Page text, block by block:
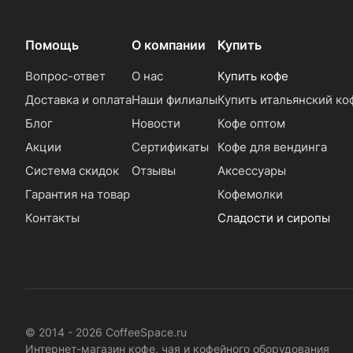
Помощь
Вопрос-ответ
Доставка и оплата
Блог
Акции
Система скидок
Гарантия на товар
Контакты
О компании
О нас
Наши филиалы
Новости
Сертификаты
Отзывы
Купить
Купить кофе
Купить итальянский
Кофе оптом
Кофе для вендинга
Аксессуары
Кофемолки
Сладости и сиропы
© 2014 - 2026 CoffeeSpace.ru
Интернет-магазин кофе, чая и кофейного оборудования